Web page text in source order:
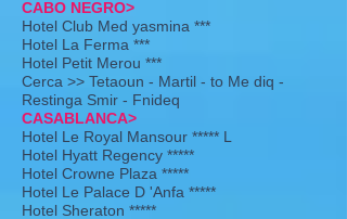
CABO NEGRO>
Hotel Club Med yasmina ***
Hotel La Ferma ***
Hotel Petit Merou ***
Cerca >> Tetaoun - Martil - to Me diq -
Restinga Smir - Fnideq
CASABLANCA>
Hotel Le Royal Mansour ***** L
Hotel Hyatt Regency *****
Hotel Crowne Plaza *****
Hotel Le Palace D 'Anfa *****
Hotel Sheraton *****